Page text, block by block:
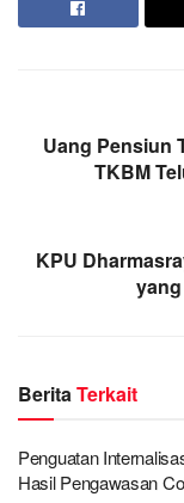
Uang Pensiun
TKBM
KPU
Berita Terkait
Penguatan
Hasil Pengawasan